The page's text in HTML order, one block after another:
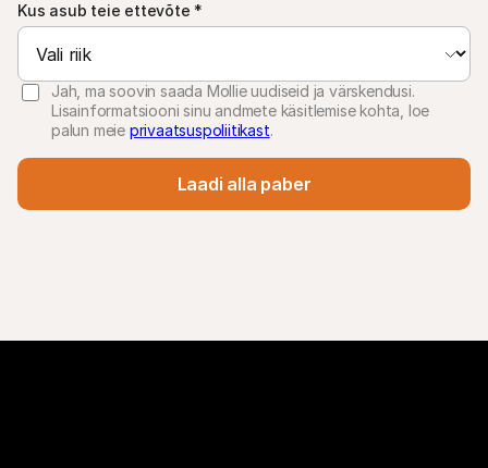
Kus asub teie ettevõte *
Jah, ma soovin saada Mollie uudiseid ja värskendusi.
Lisainformatsiooni sinu andmete käsitlemise kohta, loe
palun meie privaatsuspoliitikast.
Laadi alla paber